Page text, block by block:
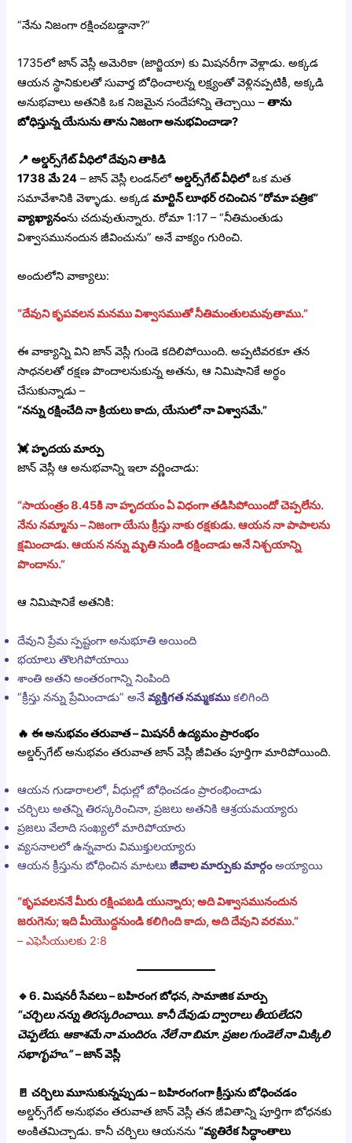
“నేను నిజంగా రక్షించబడ్డానా?”
1735లో జాన్ వెస్లీ అమెరికా (జార్జియా) కు మిషనరీగా వెళ్లాడు. అక్కడ
ఆయన స్థానికులతో సువార్త బోధించాలన్న లక్ష్యంతో వెళ్లినప్పటికీ, అక్కడి
అనుభవాలు అతనికి ఒక నిజమైన సందేహాన్ని తెచ్చాయి –తాను
బోధిస్తున్న యేసును తాను నిజంగా అనుభవించాడా?
📍అల్డర్స్‌గేట్ వీధిలో దేవుని తాకిడి
1738 మే 24 – జాన్ వెస్లీ లండన్‌లోఅల్డర్స్‌గేట్ వీధిలోఒక మత
సమావేశానికి వెళ్ళాడు. అక్కడమార్టిన్ లూథర్ రచించిన “రోమా పత్రిక”
వ్యాఖ్యానంను చదువుతున్నారు. రోమా 1:17 – “నీతిమంతుడు
విశ్వాసమునందున జీవించును” అనే వాక్యం గురించి.
అందులోని వాక్యాలు:
“దేవుని కృపవలన మనము విశ్వాసముతో నీతిమంతులమవుతాము.”
ఈ వాక్యాన్ని విని జాన్ వెస్లీ గుండె కదిలిపోయింది. అప్పటివరకూ తన
సాధనలతో రక్షణ పొందాలనుకున్న అతను, ఆ నిమిషానికే అర్థం
చేసుకున్నాడు –
“నన్ను రక్షించేది నా క్రియలు కాదు, యేసులో నా విశ్వాసమే.”
💓హృదయ మార్పు
జాన్ వెస్లీ ఆ అనుభవాన్ని ఇలా వర్ణించాడు:
“సాయంత్రం 8.45కి నా హృదయం ఏ విధంగా తడిసిపోయిందో చెప్పలేను.
నేను నమ్మాను – నిజంగా యేసు క్రీస్తు నాకు రక్షకుడు. ఆయన నా పాపాలను
క్షమించాడు. ఆయన నన్ను మృతి నుండి రక్షించాడు అనే నిశ్చయాన్ని
పొందాను.”
ఆ నిమిషానికే అతనికి:
దేవుని ప్రేమ స్పష్టంగా అనుభూతి అయింది
భయాలు తొలగిపోయాయి
శాంతి అతని అంతరంగాన్ని నింపింది
“క్రీస్తు నన్ను ప్రేమించాడు” అనేవ్యక్తిగత నమ్మకము కలిగింది
🔥ఈ అనుభవం తరువాత – మిషనరీ ఉద్యమం ప్రారంభం
అల్డర్స్‌గేట్ అనుభవం తరువాత జాన్ వెస్లీ జీవితం పూర్తిగా మారిపోయింది.
ఆయన గుడారాలలో, వీధుల్లో బోధించడం ప్రారంభించాడు
చర్చిలు అతన్ని తిరస్కరించినా, ప్రజలు అతనికి ఆశ్రయమయ్యారు
ప్రజలు వేలాది సంఖ్యలో మారిపోయారు
వ్యసనాలలో ఉన్నవారు విముక్తులయ్యారు
ఆయన క్రీస్తును బోధించిన మాటలుజీవాల మార్పుకు మార్గంఅయ్యాయి
“కృపవలననే మీరు రక్షింపబడి యున్నారు; అది విశ్వాసమునందున
జరుగెను; ఇది మీయొద్దనుండి కలిగింది కాదు, అది దేవుని వరము.”
– ఎఫెసీయులకు 2:8
🔹6. మిషనరీ సేవలు – బహిరంగ బోధన, సామాజిక మార్పు
“చర్చిలు నన్ను తిరస్కరించాయి. కానీ దేవుడు ద్వారాలు తీయలేదని
చెప్పలేదు. ఆకాశమే నా మందిరం. నేలే నా బిమా. ప్రజల గుండెలే నా మిక్కిలి
సభాగృహం.”– జాన్ వెస్లీ
🚪చర్చిలు మూసుకున్నప్పుడు – బహిరంగంగా క్రీస్తును బోధించడం
అల్డర్స్‌గేట్ అనుభవం తరువాత జాన్ వెస్లీ తన జీవితాన్ని పూర్తిగా బోధనకు
అంకితమిచ్చాడు. కానీ చర్చిలు ఆయనను“వ్యతిరేక సిద్ధాంతాలు